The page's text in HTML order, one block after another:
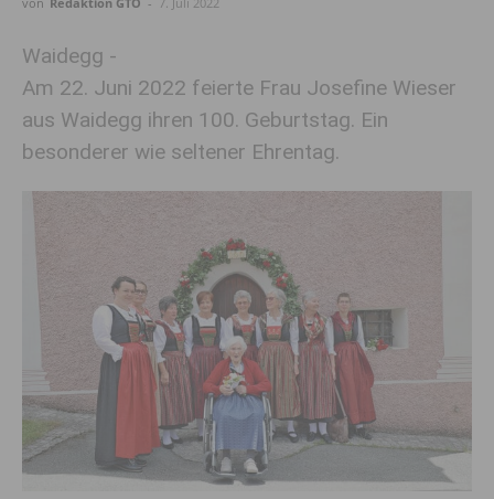
Waidegg -
Am 22. Juni 2022 feierte Frau Josefine Wieser
aus Waidegg ihren 100. Geburtstag. Ein
besonderer wie seltener Ehrentag.